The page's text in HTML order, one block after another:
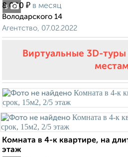
3
8 000 ₽ в месяц
Володарского 14
Агентство, 07.02.2022
Виртуальные 3D-
Комната в 4-к квартире, на
этаж